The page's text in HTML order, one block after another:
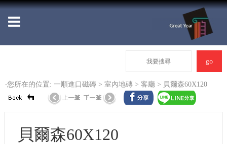
‧您所在的位置: 一順進口磁磚 > 室內地磚 > 客廳 > 貝爾森60X120
貝爾森60X120